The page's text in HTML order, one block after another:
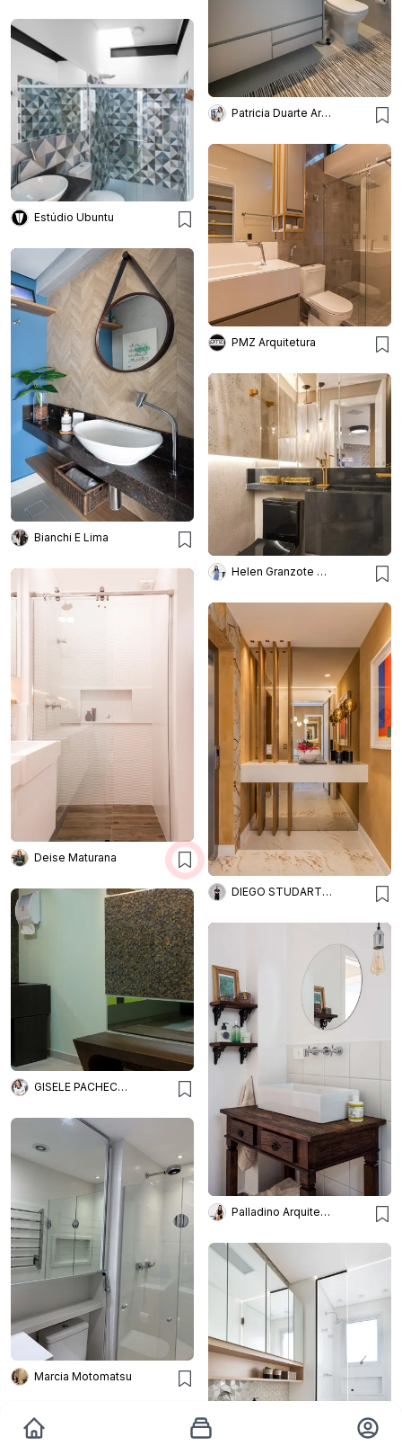
Patricia Duarte Arquitetura e Interiores Ltda
Estúdio Ubuntu
PMZ Arquitetura
Bianchi E Lima
Helen Granzote Arquitetura e Interiores
Deise Maturana
DIEGO STUDART ARQUITETURA
GISELE PACHECO ARQUITETURA E INTERIORES
Palladino Arquitetura
Marcia Motomatsu